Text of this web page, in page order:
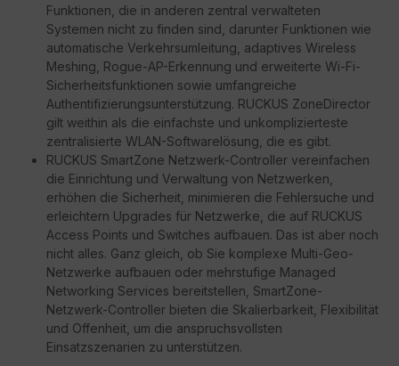
Funktionen, die in anderen zentral verwalteten
Systemen nicht zu finden sind, darunter Funktionen wie
automatische Verkehrsumleitung, adaptives Wireless
Meshing, Rogue-AP-Erkennung und erweiterte Wi-Fi-
Sicherheitsfunktionen sowie umfangreiche
Authentifizierungsunterstützung. RUCKUS ZoneDirector
gilt weithin als die einfachste und unkomplizierteste
zentralisierte WLAN-Softwarelösung, die es gibt.
RUCKUS SmartZone Netzwerk-Controller vereinfachen
die Einrichtung und Verwaltung von Netzwerken,
erhöhen die Sicherheit, minimieren die Fehlersuche und
erleichtern Upgrades für Netzwerke, die auf RUCKUS
Access Points und Switches aufbauen. Das ist aber noch
nicht alles. Ganz gleich, ob Sie komplexe Multi-Geo-
Netzwerke aufbauen oder mehrstufige Managed
Networking Services bereitstellen, SmartZone-
Netzwerk-Controller bieten die Skalierbarkeit, Flexibilität
und Offenheit, um die anspruchsvollsten
Einsatzszenarien zu unterstützen.